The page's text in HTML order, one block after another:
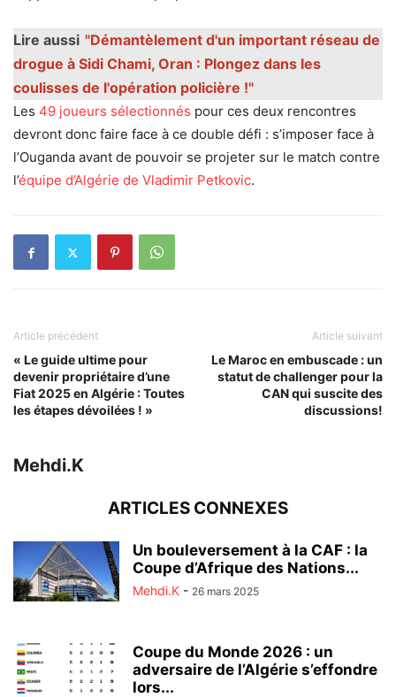
Lire aussi "Démantèlement d'un important réseau de
drogue à Sidi Chami, Oran : Plongez dans les
coulisses de l'opération policière !"
Les 49 joueurs sélectionnés pour ces deux rencontres
devront donc faire face à ce double défi : s’imposer face à
l’Ouganda avant de pouvoir se projeter sur le match contre
l’équipe d’Algérie de Vladimir Petkovic.
Article précédent
« Le guide ultime pour
devenir propriétaire d’une
Fiat 2025 en Algérie : Toutes
les étapes dévoilées ! »
Article suivant
Le Maroc en embuscade : un
statut de challenger pour la
CAN qui suscite des
discussions!
Mehdi.K
ARTICLES CONNEXES
Un bouleversement à la CAF : la
Coupe d’Afrique des Nations...
Mehdi.K - 26 mars 2025
Coupe du Monde 2026 : un
adversaire de l’Algérie s’effondre
lors...